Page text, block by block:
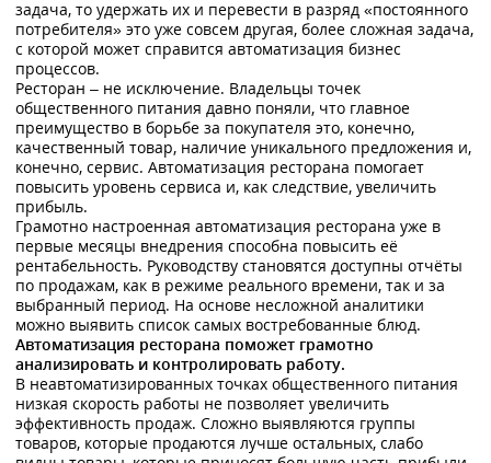
задача, то удержать их и перевести в разряд «постоянного
потребителя» это уже совсем другая, более сложная задача,
с которой может справится автоматизация бизнес
процессов.
Ресторан – не исключение. Владельцы точек
общественного питания давно поняли, что главное
преимущество в борьбе за покупателя это, конечно,
качественный товар, наличие уникального предложения и,
конечно, сервис. Автоматизация ресторана помогает
повысить уровень сервиса и, как следствие, увеличить
прибыль.
Грамотно настроенная автоматизация ресторана уже в
первые месяцы внедрения способна повысить её
рентабельность. Руководству становятся доступны отчёты
по продажам, как в режиме реального времени, так и за
выбранный период. На основе несложной аналитики
можно выявить список самых востребованные блюд.
Автоматизация ресторана поможет грамотно
анализировать и контролировать работу.
В неавтоматизированных точках общественного питания
низкая скорость работы не позволяет увеличить
эффективность продаж. Сложно выявляются группы
товаров, которые продаются лучше остальных, слабо